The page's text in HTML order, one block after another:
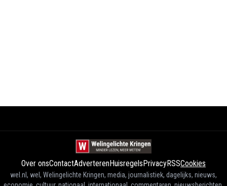
Over onsContactAdverterenHuisregelsPrivacyRSSCookies
wel.nl, wel, Welingelichte Kringen, media, journalistiek, dagelijks, nieuws,